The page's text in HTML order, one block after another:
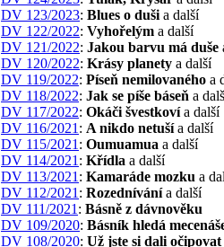
DV 123/2023: Blues o duši a další
DV 122/2022: Vyhořelým a další
DV 121/2022: Jakou barvu má duše
DV 120/2022: Krásy planety a další
DV 119/2022: Píseň nemilovaného a
DV 118/2022: Jak se píše báseň a
DV 117/2022: Okáči švestkovía další
DV 116/2021 : A nikdo netušía další
DV 115/2021 : Oumuamua a další
DV 114/2021 : Křídla a další
DV 113/2021 : Kamaráde mozku a
DV 112/2021 : Rozednívánía další
DV 111/2021 : Básně z dávnověku
DV 109/2020: Básník hledá
DV 108/2020: Už jste si dali očipovat